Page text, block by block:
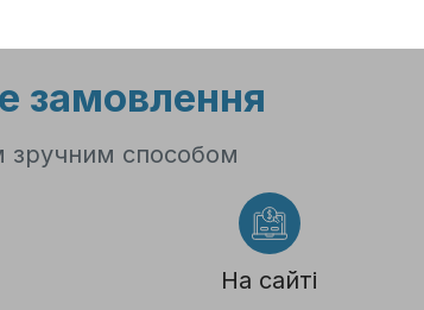
замовлення
зручним способом
На сайті